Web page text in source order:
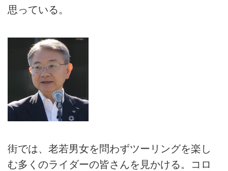
思っている。
街では、老若男女を問わずツーリングを楽し
む多くのライダーの皆さんを見かける。コロ